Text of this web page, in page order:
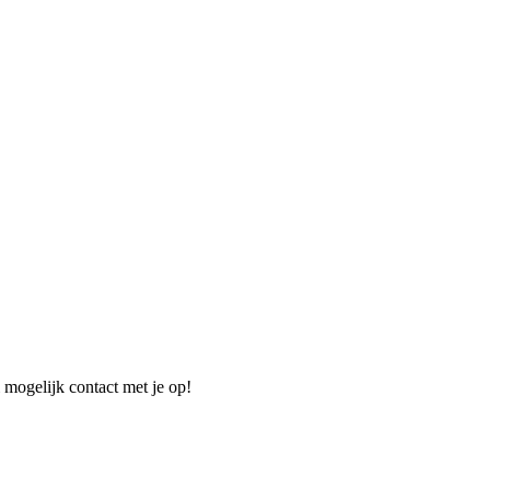
contact met je op!